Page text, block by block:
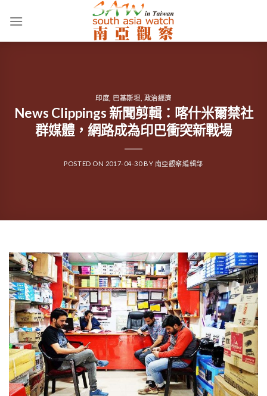
印度 巴基斯坦 政治經濟
News Clippings 新聞剪輯：喀什米爾禁社
群媒體，網路成為印巴衝突新戰場
POSTED ON 2017-04-30BY 南亞觀察編輯部